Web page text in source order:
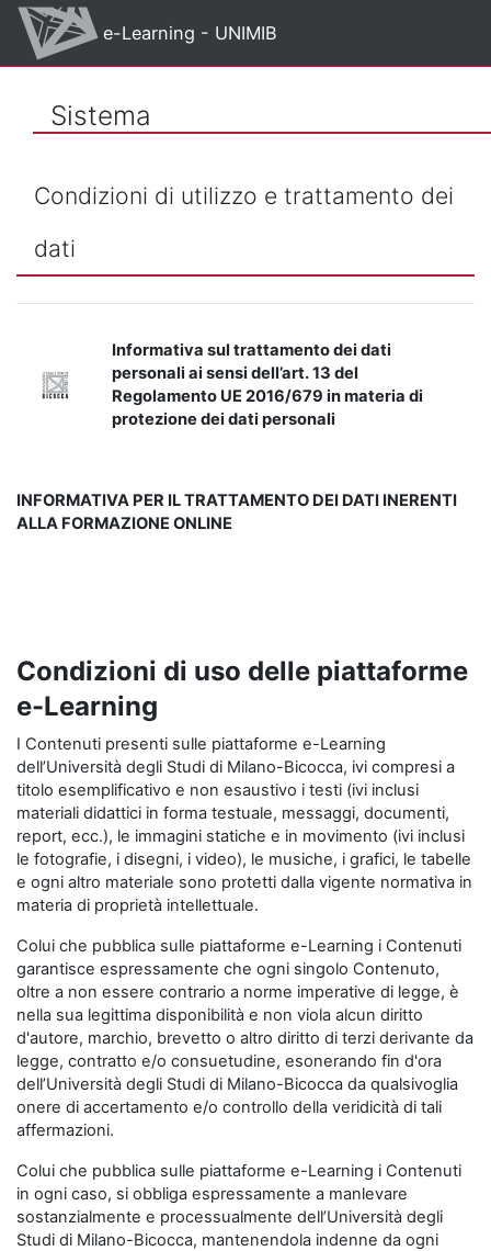
Vai al contenuto principale
e-Learning - UNIMIB
Sistema
Condizioni di utilizzo e trattamento dei
dati
Informativa sul trattamento dei dati
personali ai sensi dell’art. 13 del
Regolamento UE 2016/679 in materia di
protezione dei dati personali
INFORMATIVA PER IL TRATTAMENTO DEI DATI INERENTI
ALLA FORMAZIONE ONLINE
Condizioni di uso delle piattaforme
e-Learning
I Contenuti presenti sulle piattaforme e-Learning
dell’Università degli Studi di Milano-Bicocca, ivi compresi a
titolo esemplificativo e non esaustivo i testi (ivi inclusi
materiali didattici in forma testuale, messaggi, documenti,
report, ecc.), le immagini statiche e in movimento (ivi inclusi
le fotografie, i disegni, i video), le musiche, i grafici, le tabelle
e ogni altro materiale sono protetti dalla vigente normativa in
materia di proprietà intellettuale.
Colui che pubblica sulle piattaforme e-Learning i Contenuti
garantisce espressamente che ogni singolo Contenuto,
oltre a non essere contrario a norme imperative di legge, è
nella sua legittima disponibilità e non viola alcun diritto
d'autore, marchio, brevetto o altro diritto di terzi derivante da
legge, contratto e/o consuetudine, esonerando fin d'ora
dell’Università degli Studi di Milano-Bicocca da qualsivoglia
onere di accertamento e/o controllo della veridicità di tali
affermazioni.
Colui che pubblica sulle piattaforme e-Learning i Contenuti
in ogni caso, si obbliga espressamente a manlevare
sostanzialmente e processualmente dell’Università degli
Studi di Milano-Bicocca, mantenendola indenne da ogni